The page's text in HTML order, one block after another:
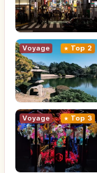
Voyage Top 2
Voyage Top 3